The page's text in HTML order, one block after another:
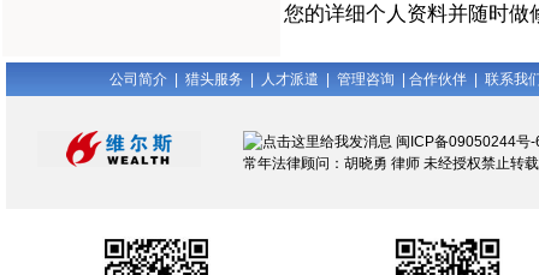
您的详细个人资料并随时做
公司简介| 猎头服务| 人才派遣 管理咨询 合作伙伴| 联系我
闽ICP备09050244号-
常年法律顾问：胡晓勇 律师 未经授权禁止转